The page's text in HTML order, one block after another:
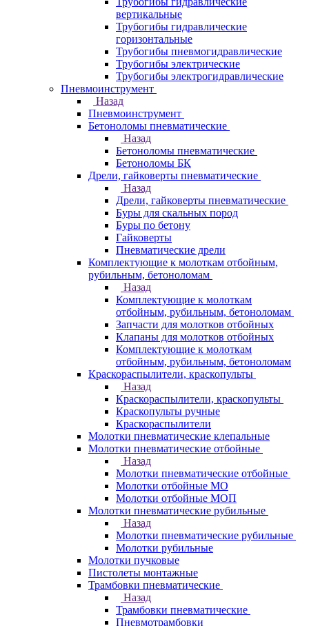
вертикальные
Трубогибы гидравлические
горизонтальные
Трубогибы пневмогидравлические
Трубогибы электрические
Трубогибы электрогидравлические
Пневмоинструмент
Назад
Пневмоинструмент
Бетоноломы пневматические
Назад
Бетоноломы пневматические
Бетоноломы БК
Дрели, гайковерты пневматические
Назад
Дрели, гайковерты пневматические
Буры для скальных пород
Буры по бетону
Гайковерты
Пневматические дрели
Комплектующие к молоткам отбойным,
рубильным, бетоноломам
Назад
Комплектующие к молоткам
отбойным, рубильным, бетоноломам
Запчасти для молотков отбойных
Клапаны для молотков отбойных
Комплектующие к молоткам
отбойным, рубильным, бетоноломам
Краскораспылители, краскопульты
Назад
Краскораспылители, краскопульты
Краскопульты ручные
Краскораспылители
Молотки пневматические клепальные
Молотки пневматические отбойные
Назад
Молотки пневматические отбойные
Молотки отбойные МО
Молотки отбойные МОП
Молотки пневматические рубильные
Назад
Молотки пневматические рубильные
Молотки рубильные
Молотки пучковые
Пистолеты монтажные
Трамбовки пневматические
Назад
Трамбовки пневматические
Пневмотрамбовки